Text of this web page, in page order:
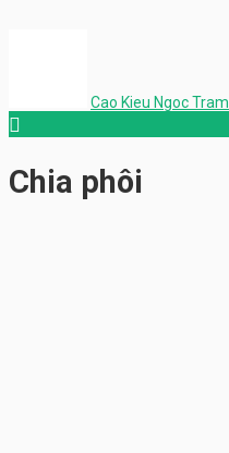
Cao Kieu Ngoc Tram
Chia phôi